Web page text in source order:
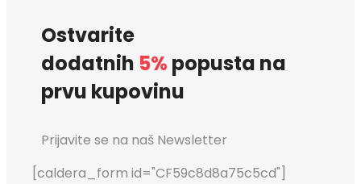
Ostvarite
dodatnih 5% popusta na
prvu kupovinu
Prijavite se na naš Newsletter
[caldera_form id="CF59c8d8a75c5cd"]